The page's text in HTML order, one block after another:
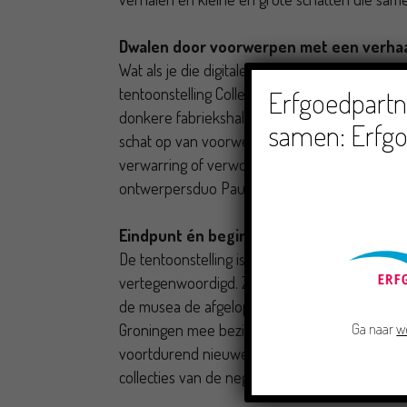
Dwalen door voorwerpen met een
Wat als je die digitale ontdekkingstocht óók
tentoonstelling Collectie Groningen: Offline in
donkere fabriekshal in de voormalige
schat op van voorwerpen. Objecten die een
verwarring of verwondering zorgen. Elk
ontwerpersduo Paul & Albert met de grootste
Eindpunt én beginpunt
De tentoonstelling is tot stand gekomen in
vertegenwoordigd. Ze markeert feestelijk
de musea de afgelopen vier jaar onder
Groningen mee bezig zijn geweest.
voortdurend nieuwe stukken worden
collecties van de negentien Groningse musea.
samen:
Ga naar